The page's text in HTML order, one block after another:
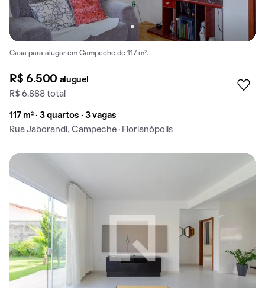
Casa para alugar em Campeche de 117 m².
R$ 6.500 aluguel
R$ 6.888 total
117 m² · 3 quartos · 3 vagas
Rua Jaborandi, Campeche · Florianópolis